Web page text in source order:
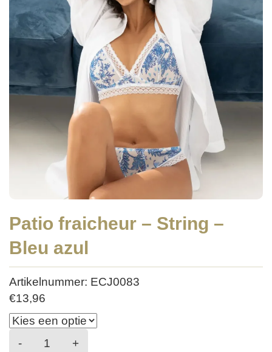
Patio fraicheur – String –
Bleu azul
Artikelnummer: ECJ0083
€13,96
-
Patio
+